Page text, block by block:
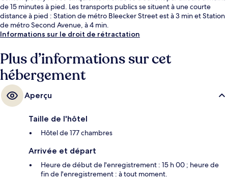
de 15 minutes à pied. Les transports publics se situent à une courte
distance à pied : Station de métro Bleecker Street est à 3 min et Station
de métro Second Avenue, à 4 min.
Informations sur le droit de rétractation
Plus d’informations sur cet
hébergement
Aperçu
Taille de l'hôtel
Hôtel de 177 chambres
Arrivée et départ
Heure de début de l'enregistrement : 15 h 00 ; heure de
fin de l'enregistrement : à tout moment.